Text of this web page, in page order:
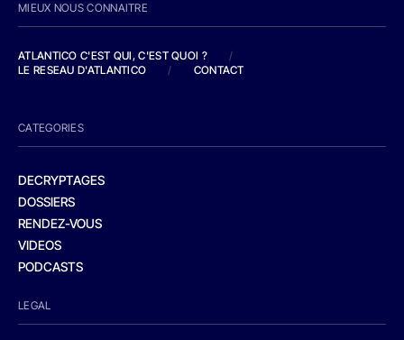
MIEUX NOUS CONNAITRE
ATLANTICO C'EST QUI, C'EST QUOI ?
/
LE RESEAU D'ATLANTICO
/ CONTACT
CATEGORIES
DECRYPTAGES
DOSSIERS
RENDEZ-VOUS
VIDEOS
PODCASTS
LEGAL